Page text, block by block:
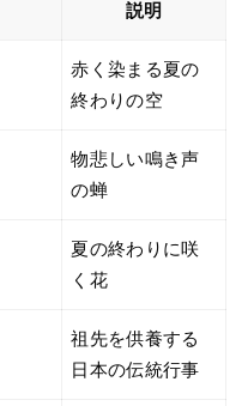
説明
赤く染まる夏の
終わりの空
物悲しい鳴き声
の蝉
夏の終わりに咲
く花
祖先を供養する
日本の伝統行事